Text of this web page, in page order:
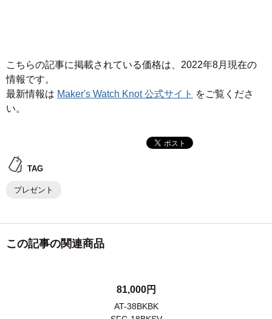
こちらの記事に掲載されている価格は、2022年8月現在の
情報です。
最新情報は Maker's Watch Knot 公式サイト をご覧くださ
い。
TAG
プレゼント
この記事の関連商品
81,000円
AT-38BKBK